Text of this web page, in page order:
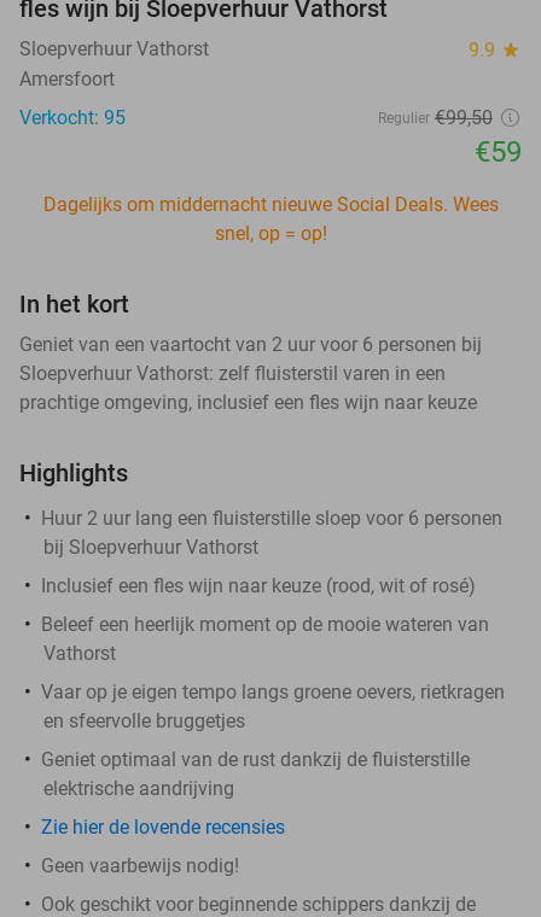
fles wijn bij Sloepverhuur Vathorst
Sloepverhuur Vathorst 9.9 star
Amersfoort
Verkocht: 95
Regulier €99,50
€59
Dagelijks om middernacht nieuwe Social Deals. Wees
snel, op = op!
In het kort
Geniet van een vaartocht van 2 uur voor 6 personen bij
Sloepverhuur Vathorst: zelf fluisterstil varen in een
prachtige omgeving, inclusief een fles wijn naar keuze
Highlights
Huur 2 uur lang een fluisterstille sloep voor 6 personen
bij Sloepverhuur Vathorst
Inclusief een fles wijn naar keuze (rood, wit of rosé)
Beleef een heerlijk moment op de mooie wateren van
Vathorst
Vaar op je eigen tempo langs groene oevers, rietkragen
en sfeervolle bruggetjes
Geniet optimaal van de rust dankzij de fluisterstille
elektrische aandrijving
Zie hier de lovende recensies
Geen vaarbewijs nodig!
Ook geschikt voor beginnende schippers dankzij de